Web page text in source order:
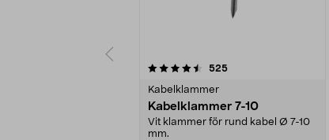
525recensioner
Kabelklammer
Kabelklammer 7-10
Vit klammer för rund kabel Ø 7-10
mm.
4.5 av 5 stjärnor